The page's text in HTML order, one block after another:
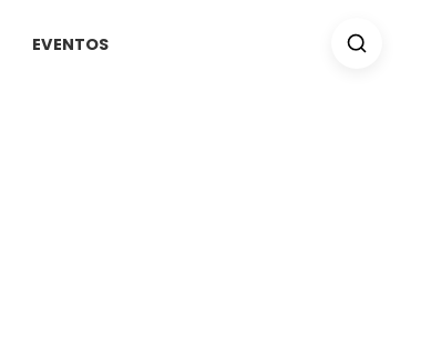
EVENTOS